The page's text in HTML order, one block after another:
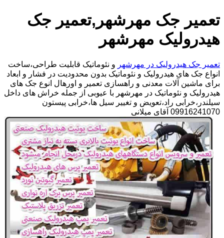
تعمیر جک مهرشهر,تعمیر جک
هیدرولیک مهرشهر
تعمیر جک هیدرولیک در مهرشهر و نئوماتیک قابلیت طراحی،ساخت
انواع جک های هیدرولیک و نئوماتیک بدون محدودیت در فشار و ابعاد
برای ماشین آلات معدنی و راهسازی تعمیر و اورهال انوع جک های
هیدرولیک و نئوماتیک در مهرشهر با عیوبی از جمله خراش های داخل
سیلندر،خرابی راد،تعویض و تغییر سیل ها،خرابی پیستون
09916241070 آقای میلانی